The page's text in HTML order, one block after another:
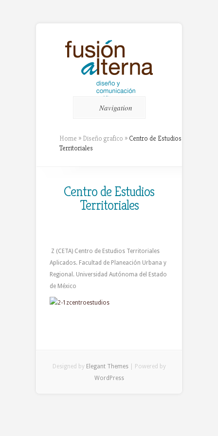
Navigation
Home » Diseño grafico » Centro de Estudios
Territoriales
Centro de Estudios
Territoriales
Z (CETA) Centro de Estudios Territoriales
Aplicados. Facultad de Planeación Urbana y
Regional. Universidad Autónoma del Estado
de México
Designed by Elegant Themes| Powered by
WordPress